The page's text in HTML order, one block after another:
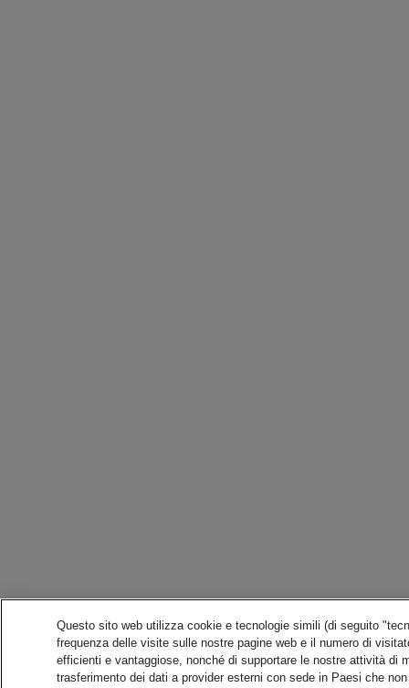
Questo sito web utilizza cookie e tecnologie simili (di seguito
frequenza delle visite sulle nostre pagine web e il numero di
efficienti e vantaggiose, nonché di supportare le nostre attività di
trasferimento dei dati a provider esterni con sede in Paesi che